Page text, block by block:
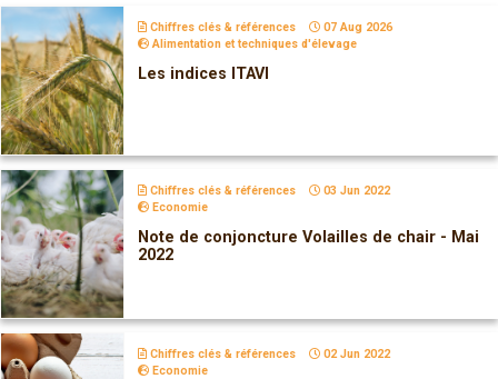
Chiffres clés & références
07 Aug 2026
Alimentation et techniques d'élevage
Les indices ITAVI
Chiffres clés & références
03 Jun 2022
Economie
Note de conjoncture Volailles de chair - Mai
2022
Chiffres clés & références
02 Jun 2022
Economie